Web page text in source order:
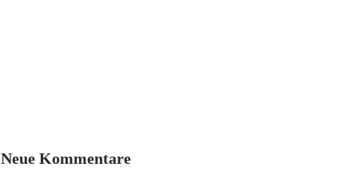
Neue Kommentare